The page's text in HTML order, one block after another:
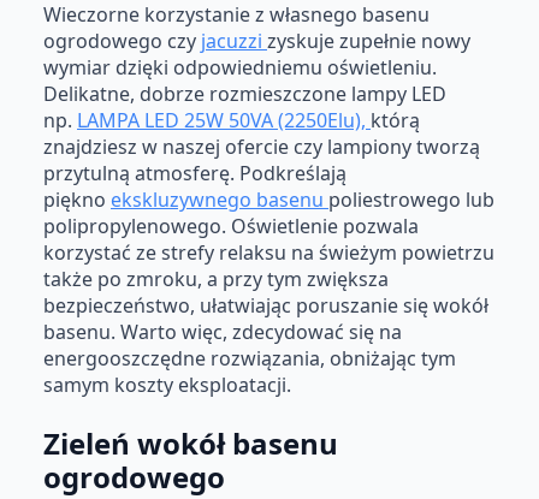
Wieczorne korzystanie z własnego basenu
ogrodowego czy jacuzzi zyskuje zupełnie nowy
wymiar dzięki odpowiedniemu oświetleniu.
Delikatne, dobrze rozmieszczone lampy LED
np. LAMPA LED 25W 50VA (2250Elu), którą
znajdziesz w naszej ofercie czy lampiony tworzą
przytulną atmosferę. Podkreślają
piękno ekskluzywnego basenu poliestrowego lub
polipropylenowego. Oświetlenie pozwala
korzystać ze strefy relaksu na świeżym powietrzu
także po zmroku, a przy tym zwiększa
bezpieczeństwo, ułatwiając poruszanie się wokół
basenu. Warto więc, zdecydować się na
energooszczędne rozwiązania, obniżając tym
samym koszty eksploatacji.
Zieleń wokół basenu
ogrodowego